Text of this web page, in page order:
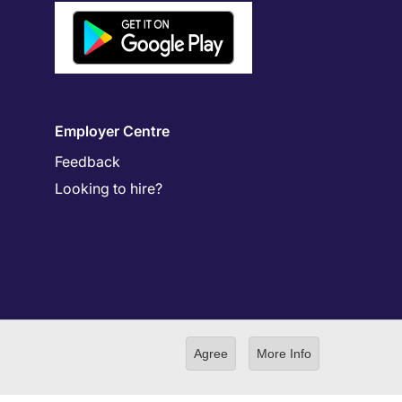
Employer Centre
Feedback
Looking to hire?
Agree More Info